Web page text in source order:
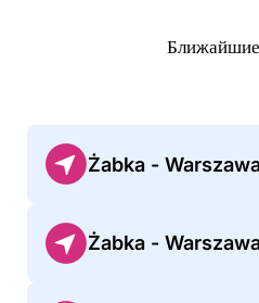
Żabka -
Żabka -